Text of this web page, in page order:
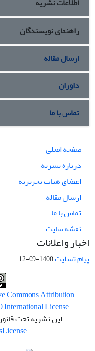
راهنمای نویسندگان
ارسال مقاله
داوران
تماس با ما
صفحه اصلی
درباره نشریه
اعضای هیات تحریریه
ارسال مقاله
تماس با ما
نقشه سایت
اخبار و اعلانات
پیام تسلیت1400-09-12
.This work is licensed under a
Commons Attribution-
License
این نشریه تحت
License